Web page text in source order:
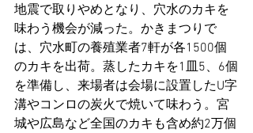
地震で取りやめとなり、穴水のカキを
味わう機会が減った。かきまつりで
は、穴水町の養殖業者7軒が各1500個
のカキを出荷。蒸したカキを1皿5、6個
を準備し、来場者は会場に設置したU字
溝やコンロの炭火で焼いて味わう。宮
城や広島など全国のカキも含め約2万個